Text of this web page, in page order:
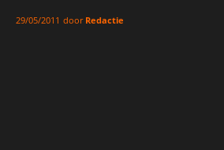
29/05/2011 door Redactie